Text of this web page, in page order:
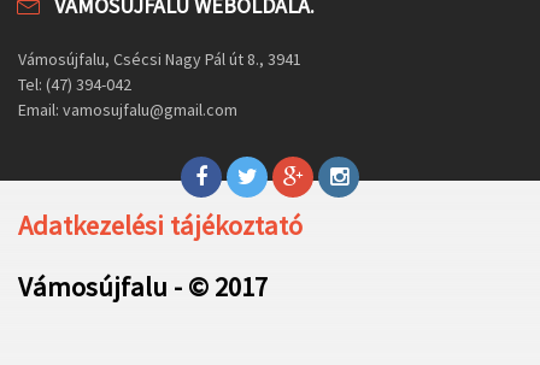
Vámosújfalu, Csécsi Nagy Pál út 8., 3941
Tel: (47) 394-042
Email: vamosujfalu@gmail.com
Adatkezelési tájékoztató
Vámosújfalu - © 2017